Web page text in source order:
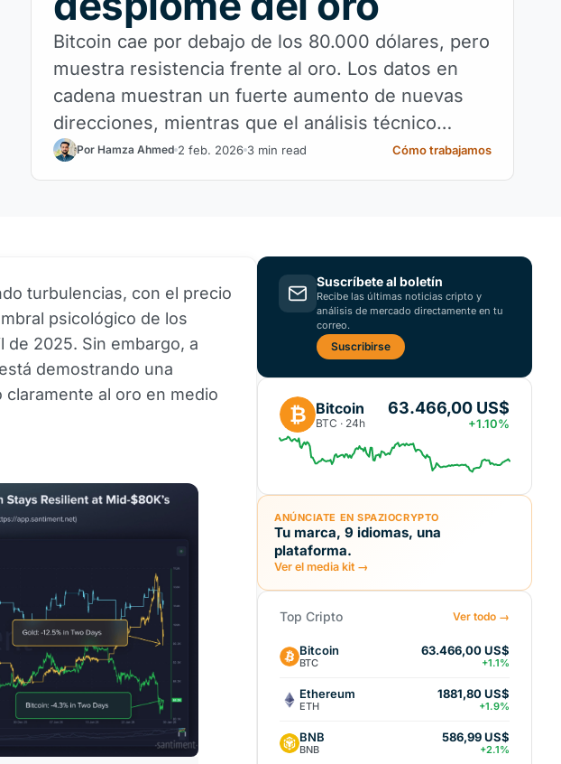
Bitcoin cae por debajo de los 80.000 dólares, pero
muestra resistencia frente al oro. Los datos en
cadena muestran un fuerte aumento de nuevas
direcciones, mientras que el análisis técnico
apunta a riesgos de nuevos descensos a corto
plazo.
Por Hamza Ahmed 2 feb. 2026 3 min read Cómo trabajamos
turbulencias, con el precio
psicológico de los
2025. Sin embargo, a
demostrando una
al oro en medio
Suscríbete al boletín
Recibe las últimas noticias cripto y
análisis de mercado directamente en tu
correo.
Suscribirse
₿ Bitcoin
BTC · 24h
63.466,00 US$
+1.10%
ANÚNCIATE EN SPAZIOCRYPTO
Tu marca, 9 idiomas, una
plataforma.
Ver el media kit →
Top Cripto Ver todo →
Bitcoin
BTC
63.466,00 US$
+1.1%
Ethereum
ETH
1881,80 US$
+1.9%
BNB
BNB
586,99 US$
+2.1%